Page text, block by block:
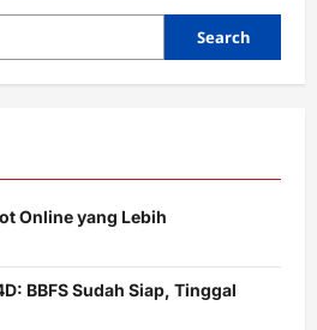
Search
Online yang Lebih
BBFS Sudah Siap, Tinggal